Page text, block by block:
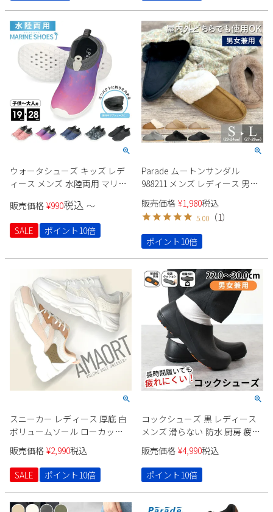
ウォータシューズ キッズ レデ
ィース メンズ 水陸両用 マリン
も シュノーケリング アウトド
ア 91901 Parade
販売価格 ¥990税込 〜
SALE ポイント10倍
Parade ムートンサンダル
988211 メンズ レディース 男女
兼用 冬サンダル スリッパ ふわ
ふわ あったかい 防寒
販売価格 ¥1,980税込
5.00 （1）
ポイント10倍
スニーカー レディース 厚底 白
ボリュームソール ローカット
歩きやすい きれいめ 5cm
AMAORT 1052
販売価格 ¥2,990税込
SALE
ポイント10倍
コックシューズ 黒 レディース
メンズ 滑らない 防水 厨房 疲れ
ない 靴 サボ 痛くならない クッ
ション性 スリッポン 履きやす
い おしゃれ 作業靴 飲食店 居酒
屋 耐油
販売価格 ¥4,990税込
ポイント10倍